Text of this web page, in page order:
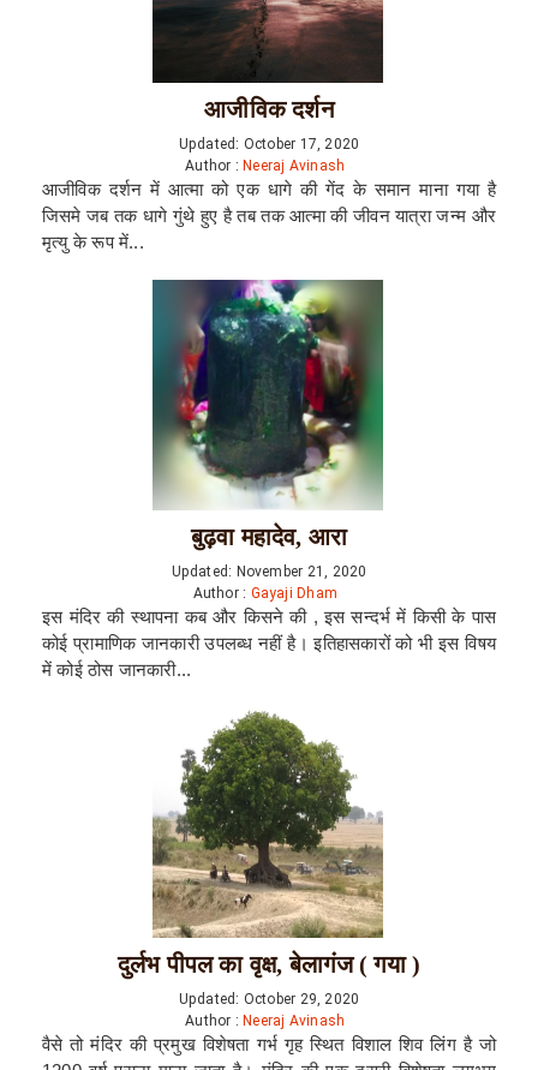
आजीविक दर्शन
Updated: October 17, 2020
Author :Neeraj Avinash
आजीविक दर्शन में आत्मा को एक धागे की गेंद के समान माना गया है
जिसमे जब तक धागे गुंथे हुए है तब तक आत्मा की जीवन यात्रा जन्म और
मृत्यु के रूप में...
बुढ़वा महादेव, आरा
Updated: November 21, 2020
Author : Gayaji Dham
इस मंदिर की स्थापना कब और किसने की , इस सन्दर्भ में किसी के पास
कोई प्रामाणिक जानकारी उपलब्ध नहीं है। इतिहासकारों को भी इस विषय
में कोई ठोस जानकारी...
दुर्लभ पीपल का वृक्ष, बेलागंज ( गया )
Updated: October 29, 2020
Author :Neeraj Avinash
वैसे तो मंदिर की प्रमुख विशेषता गर्भ गृह स्थित विशाल शिव लिंग है जो